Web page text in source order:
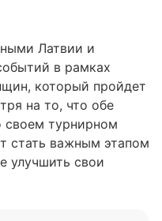
Латвии и
в рамках
который пройдет
на то, что обе
турнирном
стать важным этапом
улучшить свои